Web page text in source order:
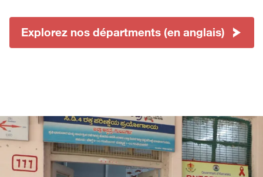
Explorez nos départments (en anglais)